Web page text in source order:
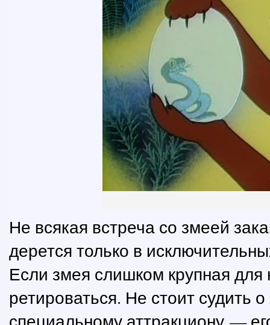
Не всякая встреча со змеей
дерется только в
Если змея слишком крупная для
ретироваться. Не стоит судить